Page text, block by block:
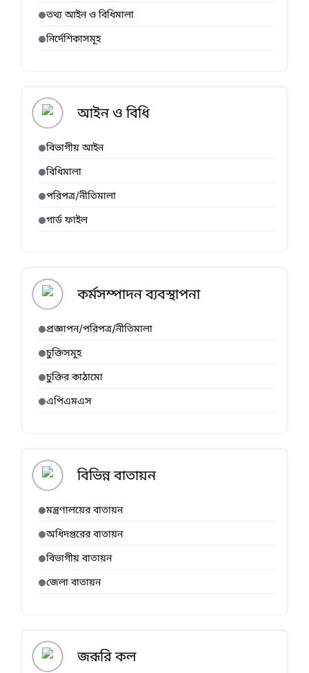
তথ্য আইন ও বিধিমালা
নির্দেশিকাসমূহ
আইন ও বিধি
বিভাগীয় আইন
বিধিমালা
পরিপত্র/নীতিমালা
গার্ড ফাইল
কর্মসম্পাদন ব্যবস্থাপনা
প্রজ্ঞাপন/পরিপত্র/নীতিমালা
চুক্তিসমূহ
চুক্তির কাঠামো
এপিএমএস
বিভিন্ন বাতায়ন
মন্ত্রণালয়ের বাতায়ন
অধিদপ্তরের বাতায়ন
বিভাগীয় বাতায়ন
জেলা বাতায়ন
জরূরি কল